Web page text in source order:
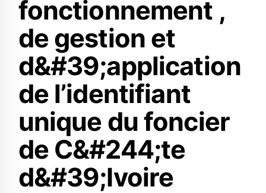
fonctionnement ,
de gestion et
d&#39;application
de l’identifiant
unique du foncier
de C&#244;te
d&#39;Ivoire